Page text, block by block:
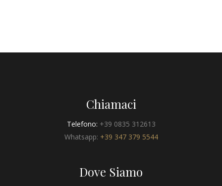
Chiamaci
Telefono: +39 0835 312613
Whatsapp: +39 347 379 5544
Dove Siamo